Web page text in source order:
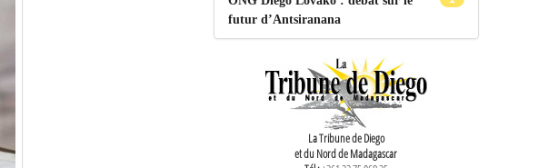
futur d’Antsiranana
La Tribune de Diego
et du Nord de Madagascar